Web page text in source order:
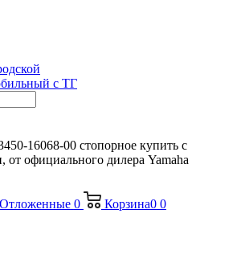
с ТГ
16068-00 стопорное купить с
от официального дилера Yamaha
Отложенные 0 Корзина0 0